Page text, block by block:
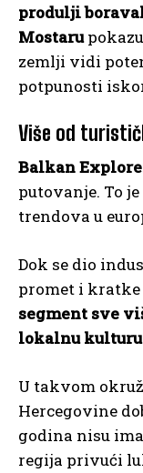
produlji
Mostaru
zemlji vidi
potpunosti
Više od
Balkan
putovanje. To
trendova u
Dok se dio
promet i kratke
segment sve
lokalnu
U takvom
Hercegovine
godina nisu
regija privući